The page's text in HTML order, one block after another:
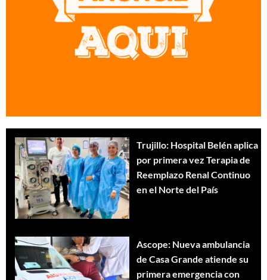
Trujillo: Hospital Belén aplica
por primera vez Terapia de
Reemplazo Renal Continuo
en el Norte del País
Ascope: Nueva ambulancia
de Casa Grande atiende su
primera emergencia con